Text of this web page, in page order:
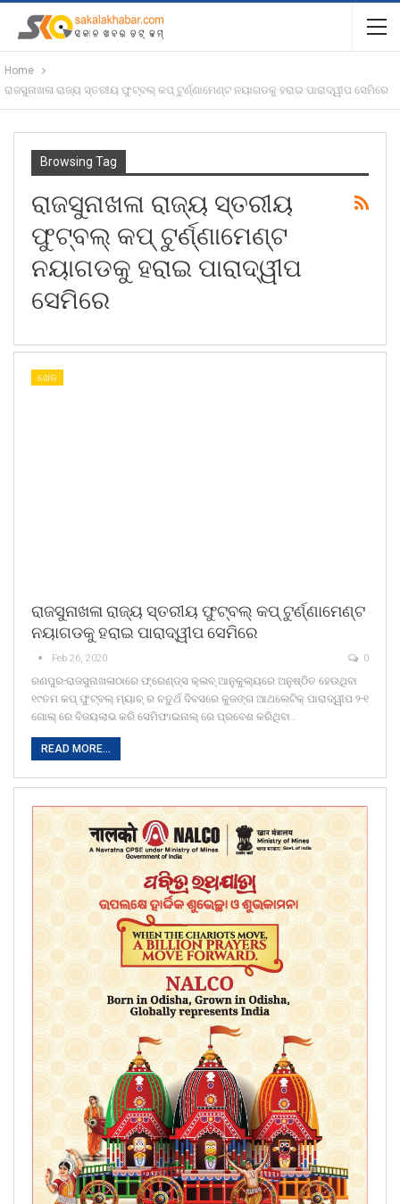
Home
ରାଜସୁନାଖଳା ରାଜ୍ୟ ସ୍ତରୀୟ ଫୁଟ୍ବଲ୍ କପ୍ ଟୁର୍ଣ୍ଣାମେଣ୍ଟ ନୟାଗଡକୁ ହରାଇ ପାରାଦ୍ୱୀପ ସେମିରେ
Browsing Tag
ରାଜସୁନାଖଳା ରାଜ୍ୟ ସ୍ତରୀୟ
ଫୁଟ୍ବଲ୍ କପ୍ ଟୁର୍ଣ୍ଣାମେଣ୍ଟ
ନୟାଗଡକୁ ହରାଇ ପାରାଦ୍ୱୀପ
ସେମିରେ
ଖେଳ
ରାଜସୁନାଖଳା ରାଜ୍ୟ ସ୍ତରୀୟ ଫୁଟ୍ବଲ୍ କପ୍ ଟୁର୍ଣ୍ଣାମେଣ୍ଟ
ନୟାଗଡକୁ ହରାଇ ପାରାଦ୍ୱୀପ ସେମିରେ
Feb 26, 2020 0
ରଣପୁର-ରାଜସୁନାଖଳାଠାରେ ଫ୍ରେଣ୍ଡ୍ସ କ୍ଲବ୍ ଆନୁକୁଲ୍ୟରେ ଅନୁଷ୍ଠିତ ହେଉଥିବା
୧୯ତମ କପ୍ ଫୁଟ୍ବଲ୍ ମ୍ୟାଚ୍ ର ଚତୁର୍ଥ ଦିବସରେ କୁଜଙ୍ଗ ଆଥଲେଟିକ୍ ପାରାଦ୍ୱୀପ ୨-୧
ଗୋଲ୍ ରେ ବିଜୟଲାଭ କରି ସେମିଫାଇନାଲ୍ ରେ ପ୍ରବେଶ କରିଥିବା…
READ MORE...